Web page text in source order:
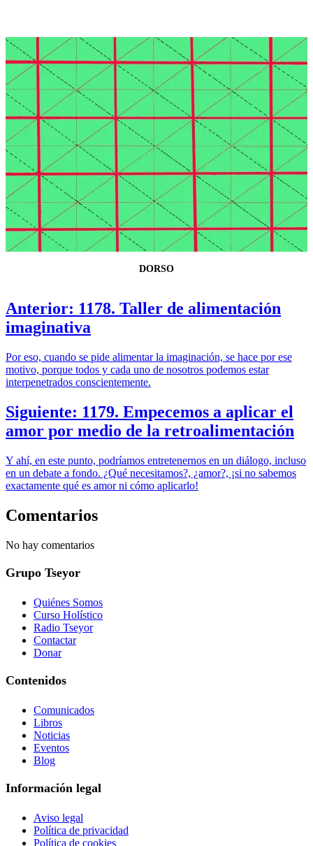
DORSO
Anterior: 1178. Taller de alimentación
imaginativa
Por eso, cuando se pide alimentar la imaginación, se hace por ese
motivo, porque todos y cada uno de nosotros podemos estar
interpenetrados conscientemente.
Siguiente: 1179. Empecemos a aplicar el
amor por medio de la retroalimentación
Y ahí, en este punto, podríamos entretenernos en un diálogo, incluso
en un debate a fondo. ¿Qué necesitamos?, ¿amor?, ¡si no sabemos
exactamente qué es amor ni cómo aplicarlo!
Comentarios
No hay comentarios
Grupo Tseyor
Quiénes Somos
Curso Holístico
Radio Tseyor
Contactar
Donar
Contenidos
Comunicados
Libros
Noticias
Eventos
Blog
Información legal
Aviso legal
Política de privacidad
Política de cookies